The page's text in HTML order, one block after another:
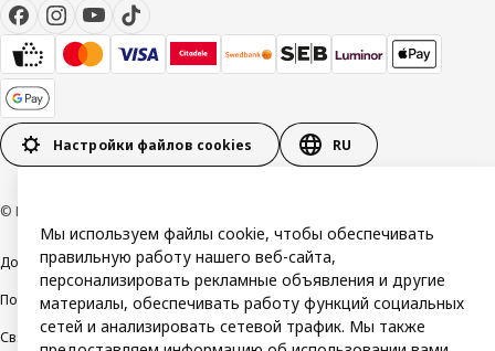
Настройки файлов cookies RU
© Inter IKEA Systems B.V. 1999-2026
ДоступностьОбщие условия
Политика конфиденциальности и использования файлов cookie
Свяжитесь с нами
Мы используем файлы cookie, чтобы обеспечивать
правильную работу нашего веб-сайта,
персонализировать рекламные объявления и другие
материалы, обеспечивать работу функций социальных
сетей и анализировать сетевой трафик. Мы также